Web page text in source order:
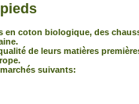
en coton biologique, des
de leurs matières
suivants: